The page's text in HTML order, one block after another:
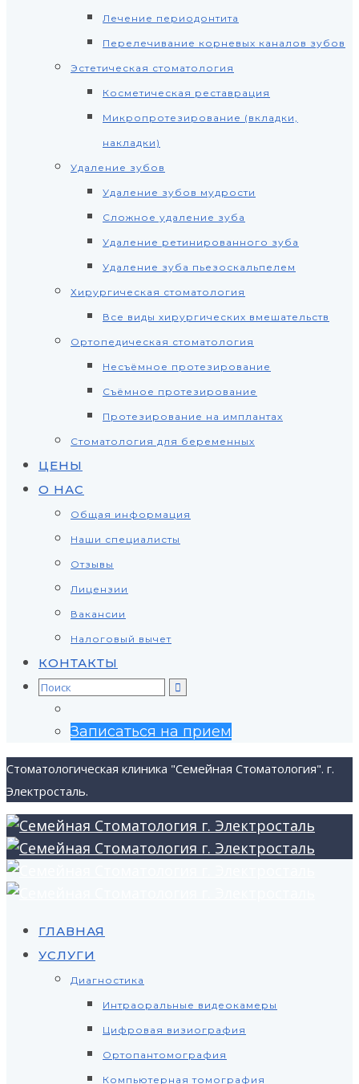
Лечение периодонтита
Перелечивание корневых каналов зубов
Эстетическая стоматология
Косметическая реставрация
Микропротезирование (вкладки,
накладки)
Удаление зубов
Удаление зубов мудрости
Сложное удаление зуба
Удаление ретинированного зуба
Удаление зуба пьезоскальпелем
Хирургическая стоматология
Все виды хирургических вмешательств
Ортопедическая стоматология
Несъёмное протезирование
Съёмное протезирование
Протезирование на имплантах
Стоматология для беременных
ЦЕНЫ
О НАС
Общая информация
Наши специалисты
Отзывы
Лицензии
Вакансии
Налоговый вычет
КОНТАКТЫ
Search
for:
Записаться на прием
Стоматологическая клиника "Семейная Стоматология". г.
Электросталь.
ГЛАВНАЯ
УСЛУГИ
Диагностика
Интраоральные видеокамеры
Цифровая визиография
Ортопантомография
Компьютерная томография